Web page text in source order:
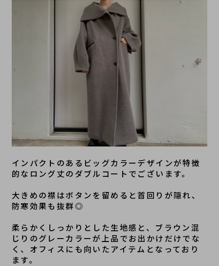
インパクトのあるビッグカラーデザインが特徴
的なロング丈のダブルコートでございます。
大きめの襟はボタンを留めると首回りが隠れ、
防寒効果も抜群◎
柔らかくしっかりとした生地感と、ブラウン混
じりのグレーカラーが上品でお出かけだけでな
く、オフィスにも向いたアイテムとなっており
ます。